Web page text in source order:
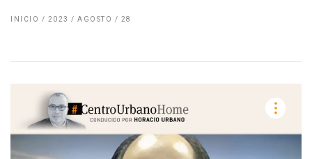
INICIO / 2023 / AGOSTO / 28